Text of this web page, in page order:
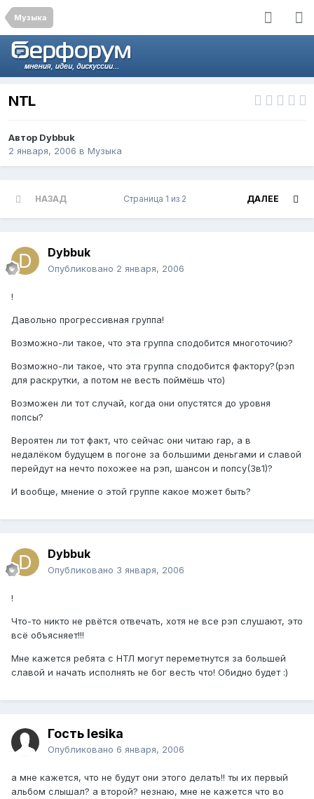
Музыка
NTL
Автор Dybbuk
2 января, 2006 в Музыка
НАЗАД ДАЛЕЕ
Страница 1 из 2
Dybbuk
Опубликовано 2 января, 2006
!
Давольно прогрессивная группа!
Возможно-ли такое, что эта группа сподобится многоточию?
Возможно-ли такое, что эта группа сподобится фактору?(рэп
для раскрутки, а потом не весть поймёшь что)
Возможен ли тот случай, когда они опустятся до уровня
попсы?
Вероятен ли тот факт, что сейчас они читаю rap, а в
недалёком будущем в погоне за большими деньгами и славой
перейдут на нечто похожее на рэп, шансон и попсу(3в1)?
И вообще, мнение о этой группе какое может быть?
Dybbuk
Опубликовано 3 января, 2006
!
Что-то никто не рвётся отвечать, хотя не все рэп слушают, это
всё объясняет!!!
Мне кажется ребята с НТЛ могут переметнутся за большей
славой и начать исполнять не бог весть что! Обидно будет :)
Гость lesika
Опубликовано 6 января, 2006
а мне кажется, что не будут они этого делать!! ты их первый
альбом слышал? а второй? незнаю, мне не кажется что во